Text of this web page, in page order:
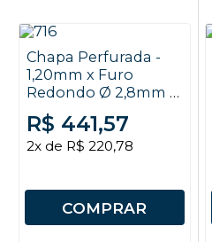
Chapa Perfurada -
1,20mm x Furo
Redondo Ø 2,8mm x
EC 4mm x 2x1m
R$ 441,57
2x de R$ 220,78
COMPRAR